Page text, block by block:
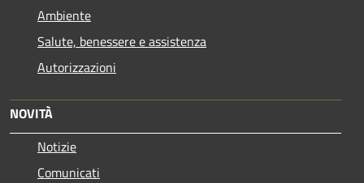
Ambiente
Salute, benessere e assistenza
Autorizzazioni
NOVITÀ
Notizie
Comunicati